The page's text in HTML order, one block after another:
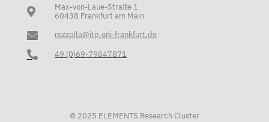
Max-von-Laue-Straße 1
60438 Frankfurt am Main
rezzolla@itp.uni-frankfurt.de
49 (0)69-79847871
© 2025 ELEMENTS Research Cluster